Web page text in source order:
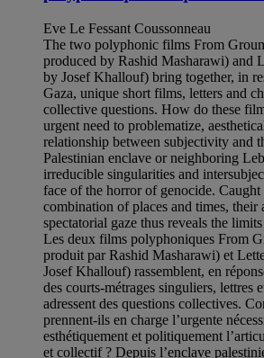
Eve Le Fessant Coussonneau
The two polyphonic films From
produced by Rashid Masharawi) and
by Josef Khallouf) bring together, in
Gaza, unique short films, letters and
collective questions. How do these
urgent need to problematize,
relationship between subjectivity and
Palestinian enclave or neighboring
irreducible singularities and
face of the horror of genocide.
combination of places and times, their
spectatorial gaze thus reveals the
Les deux films polyphoniques From
produit par Rashid Masharawi) et
Josef Khallouf) rassemblent, en
des courts-métrages singuliers, lettres
adressent des questions collectives.
prennent-ils en charge l’urgente
esthétiquement et politiquement
et collectif ? Depuis l’enclave